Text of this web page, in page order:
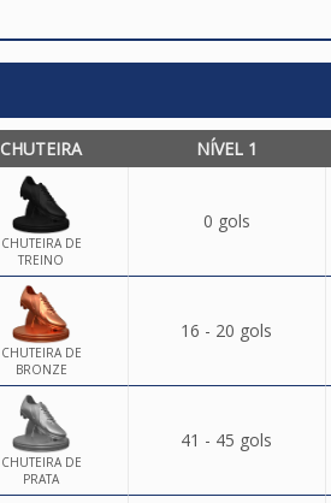
CHUTEIRA NÍVEL 1
CHUTEIRA DE
TREINO
0 gols
CHUTEIRA DE
BRONZE
16 - 20 gols
CHUTEIRA DE
PRATA
41 - 45 gols